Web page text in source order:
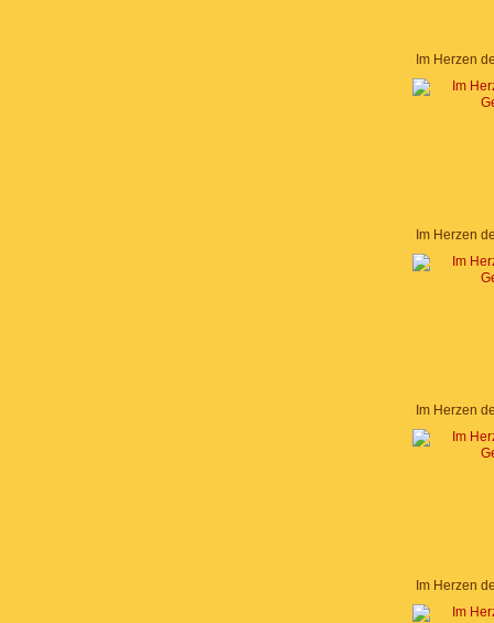
Im Herzen
Im Herzen
Im Herzen
Im Herzen